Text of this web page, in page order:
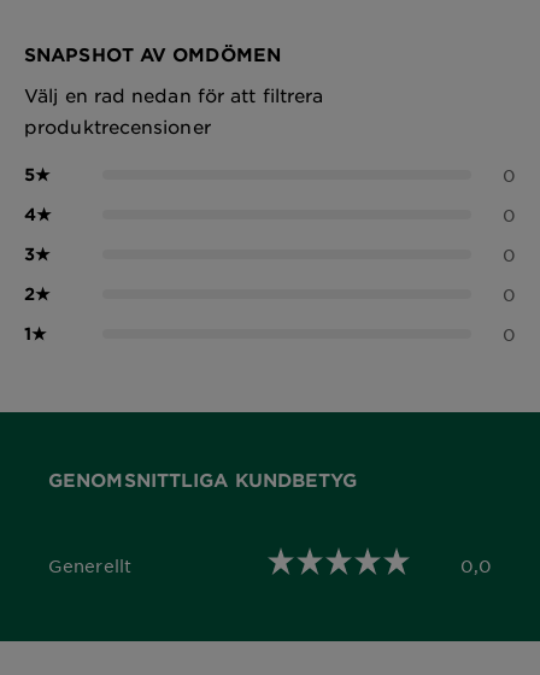
SNAPSHOT AV OMDÖMEN
Välj en rad nedan för att filtrera
produktrecensioner
5★ 0
4★ 0
3★ 0
2★ 0
1★ 0
GENOMSNITTLIGA KUNDBETYG
Generellt
0,0 out of 5 stars 0,0